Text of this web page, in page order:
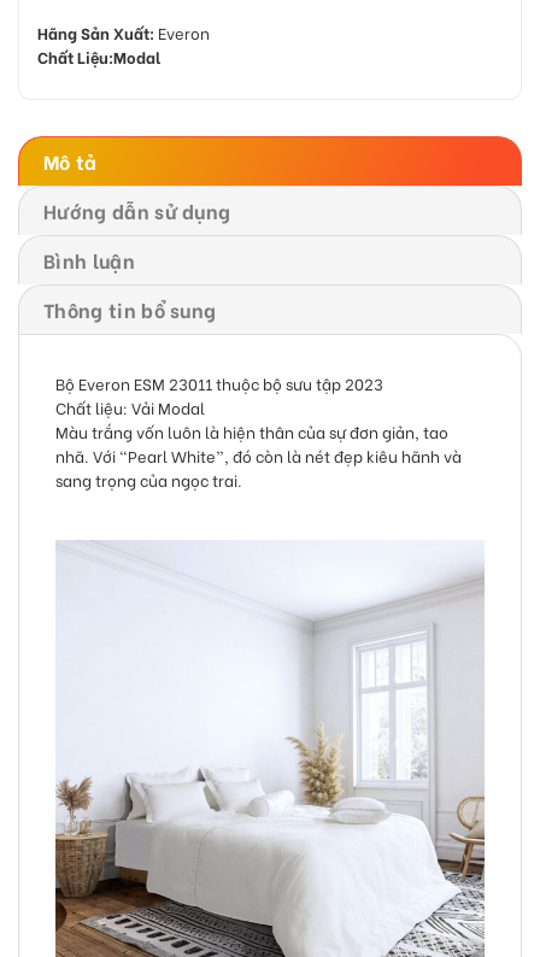
Hãng Sản Xuất: Everon
Chất Liệu:Modal
Mô tả
Hướng dẫn sử dụng
Bình luận
Thông tin bổ sung
Bộ Everon ESM 23011 thuộc bộ sưu tập 2023
Chất liệu: Vải Modal
Màu trắng vốn luôn là hiện thân của sự đơn giản, tao
nhã. Với “Pearl White”, đó còn là nét đẹp kiêu hãnh và
sang trọng của ngọc trai.